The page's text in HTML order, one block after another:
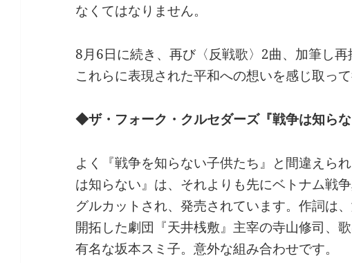
なくてはなりません。
8月6日に続き、再び〈反戦歌〉2曲、加筆し再
これらに表現された平和への想いを感じ取って
◆ザ・フォーク・クルセダーズ『戦争は知らな
よく『戦争を知らない子供たち』と間違えら
は知らない』は、それよりも先にベトナム戦
グルカットされ、発売されています。作詞は
開拓した劇団『天井桟敷』主宰の寺山修司、
有名な坂本スミ子。意外な組み合わせです。